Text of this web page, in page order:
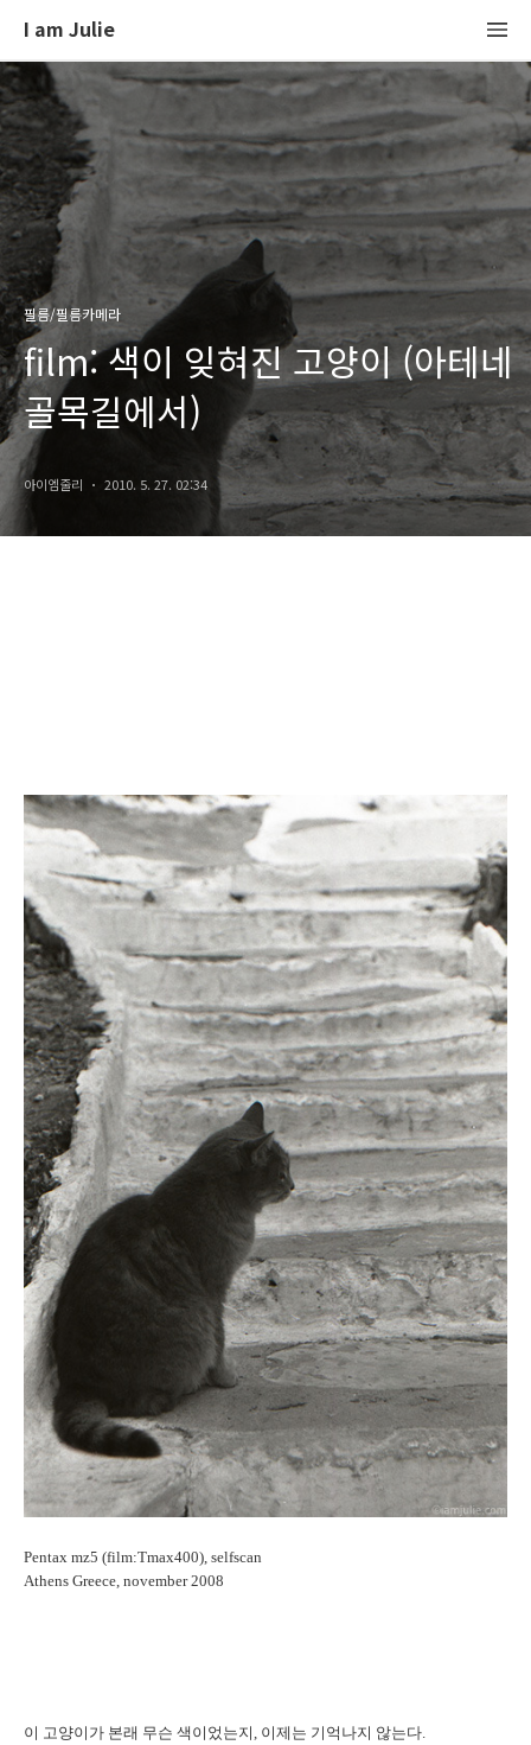
I am Julie
필름/필름카메라
film: 색이 잊혀진 고양이 (아테네
골목길에서)
아이엠줄리 2010. 5. 27. 02:34
Pentax mz5 (film:Tmax400), selfscan
Athens Greece, november 2008
이 고양이가 본래 무슨 색이었는지, 이제는 기억나지 않는다.